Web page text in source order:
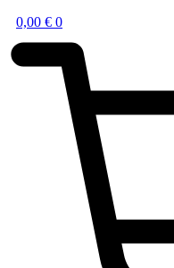
0,00 € 0